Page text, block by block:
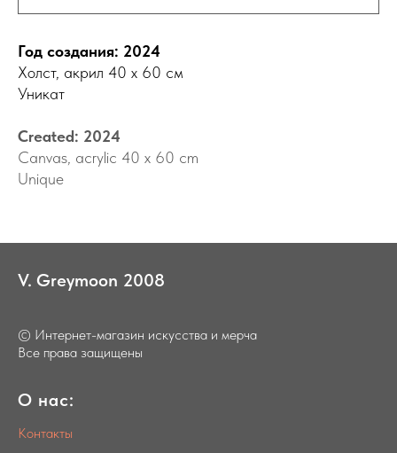
Год создания: 2024
Холст, акрил 40 х 60 см
Уникат
Created: 2024
Canvas, acrylic 40 x 60 cm
Unique
V. Greymoon 2008
© Интернет-магазин искусства и мерча
Все права защищены
О нас:
Контакты